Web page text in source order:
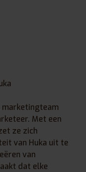
Met een
ze zich
van Huka uit te
van
dat elke